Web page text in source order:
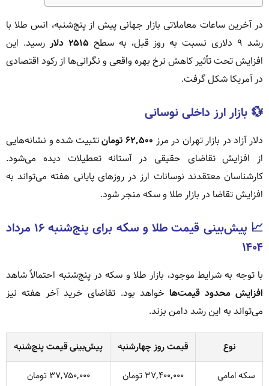
در آخرین ساعات معاملاتی بازار جهانی پیش از پنج‌شنبه، انس طلا با
رشد ۹ دلاری نسبت به روز قبل، به سطح
۲۵۱۵ دلار
رسید. این
افزایش تحت تأثیر کاهش نرخ بهره واقعی و نگرانی‌ها از رکود اقتصادی
در آمریکا شکل گرفت.
💱 بازار ارز داخلی نوسانی
دلار آزاد در بازار تهران در مرز ۶۲,۵۰۰ تومان
تثبیت شده و نشانه‌هایی
از افزایش تقاضای حقیقی در آستانه تعطیلات دیده می‌شود.
کارشناسان معتقدند نوسانات ارز در روزهای پایانی هفته می‌تواند به
افزایش تقاضا در بازار طلا و سکه منجر شود.
📈 پیش‌بینی قیمت طلا و سکه برای پنج‌شنبه ۱۶ مرداد
۱۴۰۴
با توجه به شرایط موجود، بازار طلا و سکه در پنج‌شنبه احتمالاً شاهد
افزایش محدود قیمت‌ها خواهد بود. تقاضای خرید آخر هفته نیز
می‌تواند به این رشد دامن بزند.
نوع قیمت روز چهارشنبه
پیش‌بینی قیمت پنج‌شنبه
سکه امامی
۳۷,۴۰۰,۰۰۰ تومان
۳۷,۷۵۰,۰۰۰ تومان